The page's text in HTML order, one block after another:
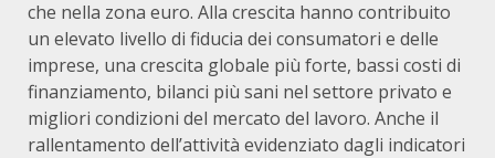
che nella zona euro. Alla crescita hanno contribuito
un elevato livello di fiducia dei consumatori e delle
imprese, una crescita globale più forte, bassi costi di
finanziamento, bilanci più sani nel settore privato e
migliori condizioni del mercato del lavoro. Anche il
rallentamento dell’attività evidenziato dagli indicatori